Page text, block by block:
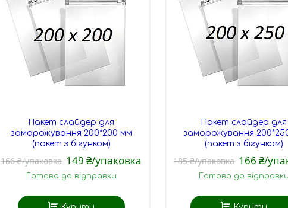
Пакет слайдер для
заморожування 200*200 мм
(пакет з бігунком)
166 ₴/упаковка 149 ₴/упаковка
Готово до відправки
Пакет слайдер для
заморожування
(пакет з бігунком)
185 ₴/упаковка 166 ₴/
Готово до